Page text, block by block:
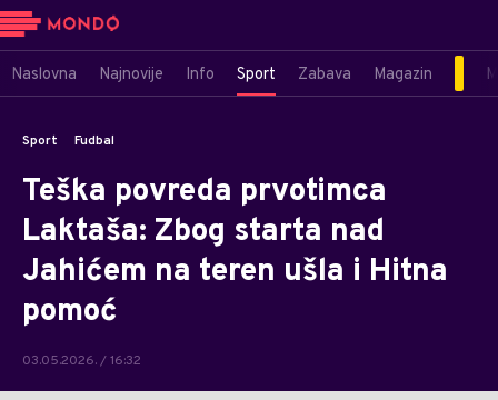
Naslovna Najnovije Info Sport Zabava Magazin
Sport Fudbal
Teška povreda prvotimca
Laktaša: Zbog starta nad
Jahićem na teren ušla i Hitna
pomoć
03.05.2026. / 16:32